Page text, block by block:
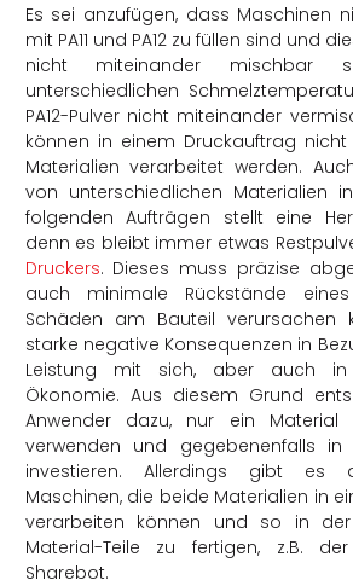
Es sei anzufügen, dass Maschinen
mit PA11 und PA12 zu füllen sind und
nicht miteinander mischbar
unterschiedlichen
PA12-Pulver nicht miteinander
können in einem Druckauftrag nicht
Materialien verarbeitet werden.
von unterschiedlichen Materialien
folgenden Aufträgen stellt eine
denn es bleibt immer etwas
Druckers. Dieses muss präzise
auch minimale Rückstände
Schäden am Bauteil verursachen
starke negative Konsequenzen in
Leistung mit sich, aber auch
Ökonomie. Aus diesem Grund
Anwender dazu, nur ein
verwenden und gegebenenfalls
investieren. Allerdings gibt es
Maschinen, die beide Materialien in
verarbeiten können und so in
Material-Teile zu fertigen, z.B.
Sharebot.